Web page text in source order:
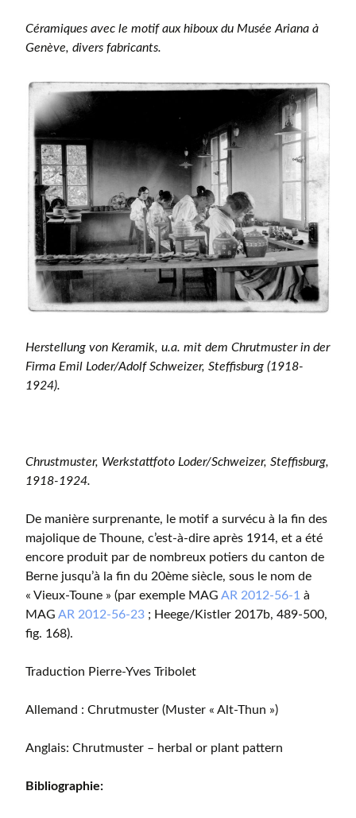
Céramiques avec le motif aux hiboux du Musée Ariana à
Genève, divers fabricants.
Herstellung von Keramik, u.a. mit dem Chrutmuster in der
Firma Emil Loder/Adolf Schweizer, Steffisburg (1918-
1924).
Chrustmuster, Werkstattfoto Loder/Schweizer, Steffisburg,
1918-1924.
De manière surprenante, le motif a survécu à la fin des
majolique de Thoune, c’est-à-dire après 1914, et a été
encore produit par de nombreux potiers du canton de
Berne jusqu’à la fin du 20ème siècle, sous le nom de
« Vieux-Toune » (par exemple MAG AR 2012-56-1 à
MAG AR 2012-56-23 ; Heege/Kistler 2017b, 489-500,
fig. 168).
Traduction Pierre-Yves Tribolet
Allemand : Chrutmuster (Muster « Alt-Thun »)
Anglais: Chrutmuster – herbal or plant pattern
Bibliographie: